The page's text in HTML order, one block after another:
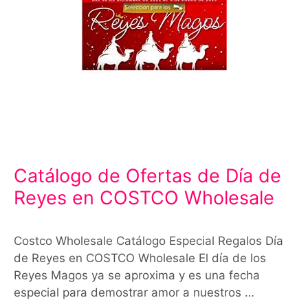
Catálogo de Ofertas de Día de
Reyes en COSTCO Wholesale
Costco Wholesale Catálogo Especial Regalos Día
de Reyes en COSTCO Wholesale El día de los
Reyes Magos ya se aproxima y es una fecha
especial para demostrar amor a nuestros …